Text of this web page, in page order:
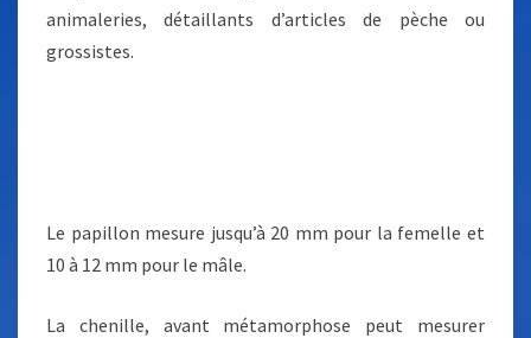
animaleries, détaillants d’articles de pèche ou
grossistes.
Le papillon mesure jusqu’à 20 mm pour la femelle et
10 à 12 mm pour le mâle.
La chenille, avant métamorphose peut mesurer